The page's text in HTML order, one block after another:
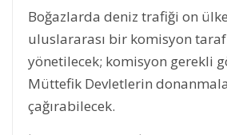
Boğazlarda deniz trafiği on
uluslararası bir komisyon
yönetilecek; komisyon gerekli
Müttefik Devletlerin
çağırabilecek.